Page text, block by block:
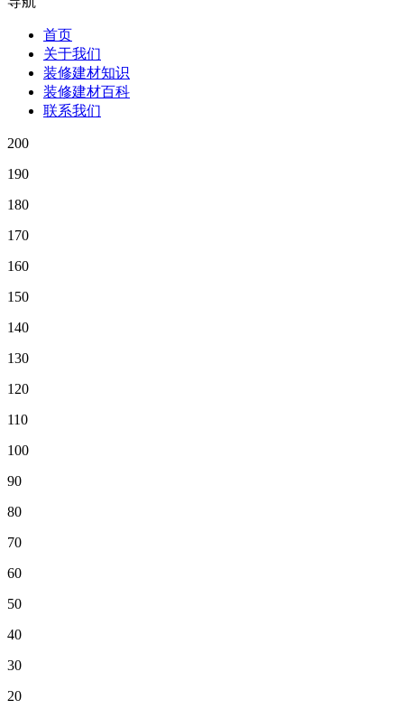
首页
关于我们
装修建材知识
装修建材百科
联系我们
200
190
180
170
160
150
140
130
120
110
100
90
80
70
60
50
40
30
20